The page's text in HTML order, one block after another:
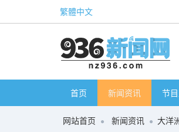
繁體中文
首页 新闻资讯 节
网站首页 新闻资讯 大洋